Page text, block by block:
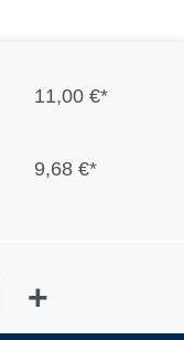
11,00 €*
9,68 €*
+